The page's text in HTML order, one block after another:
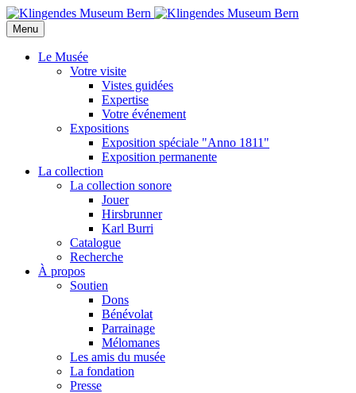
Menu
Le Musée
Votre visite
Vistes guidées
Expertise
Votre événement
Expositions
Exposition spéciale "Anno 1811"
Exposition permanente
La collection
La collection sonore
Jouer
Hirsbrunner
Karl Burri
Catalogue
Recherche
À propos
Soutien
Dons
Bénévolat
Parrainage
Mélomanes
Les amis du musée
La fondation
Presse